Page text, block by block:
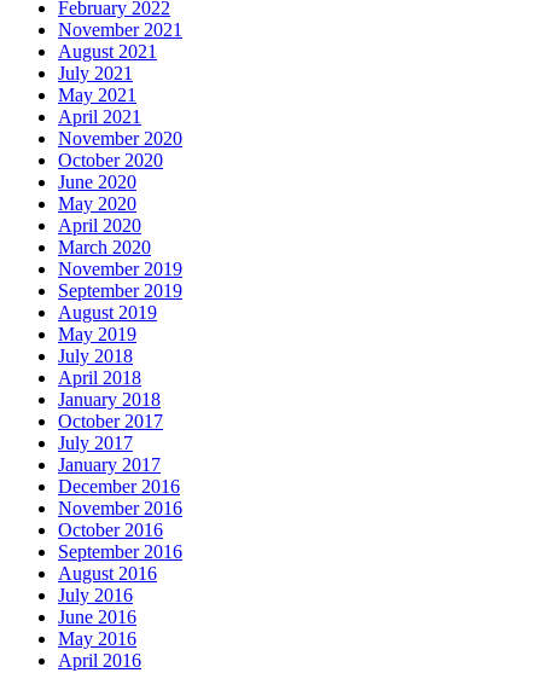
February 2022
November 2021
August 2021
July 2021
May 2021
April 2021
November 2020
October 2020
June 2020
May 2020
April 2020
March 2020
November 2019
September 2019
August 2019
May 2019
July 2018
April 2018
January 2018
October 2017
July 2017
January 2017
December 2016
November 2016
October 2016
September 2016
August 2016
July 2016
June 2016
May 2016
April 2016